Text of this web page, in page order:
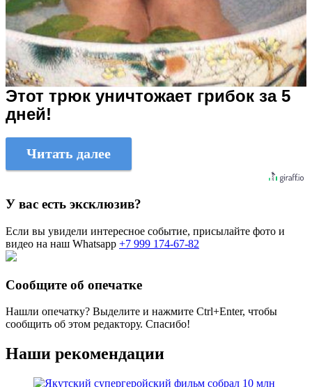
Этот трюк уничтожает грибок за 5
дней!
Читать далее
У вас есть эксклюзив?
Если вы увидели интересное событие, присылайте фото и
видео на наш Whatsapp +7 999 174-67-82
Сообщите об опечатке
Нашли опечатку? Выделите и нажмите Ctrl+Enter, чтобы
сообщить об этом редактору. Спасибо!
Наши рекомендации